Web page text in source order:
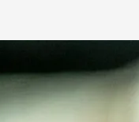
David Torres
27 MAY 2026 - 08:20h.